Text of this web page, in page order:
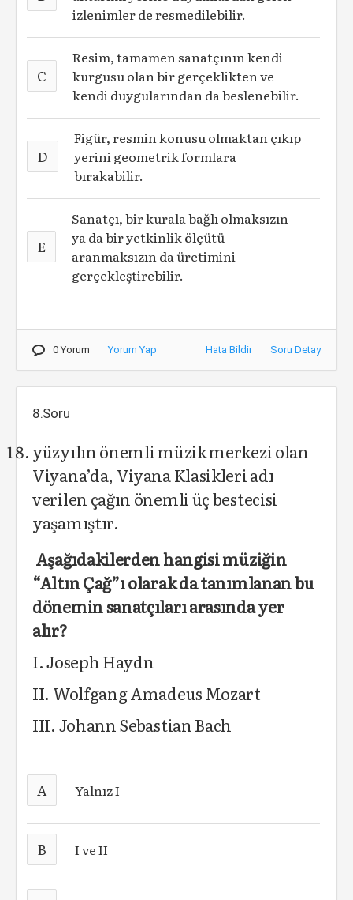
izlenimler de resmedilebilir.
C
Resim, tamamen sanatçının kendi
kurgusu olan bir gerçeklikten ve
kendi duygularından da beslenebilir.
D
Figür, resmin konusu olmaktan çıkıp
yerini geometrik formlara
bırakabilir.
E
Sanatçı, bir kurala bağlı olmaksızın
ya da bir yetkinlik ölçütü
aranmaksızın da üretimini
gerçekleştirebilir.
0 Yorum Yorum Yap Hata Bildir Soru Detay
8.Soru
yüzyılın önemli müzik merkezi olan
Viyana’da, Viyana Klasikleri adı
verilen çağın önemli üç bestecisi
yaşamıştır.
Aşağıdakilerden hangisi müziğin
“Altın Çağ”ı ola­rak da tanımlanan bu
dönemin sanatçıları arasında yer
alır?
I. Joseph Haydn
II. Wolfgang Amadeus Mozart
III. Johann Sebastian Bach
A Yalnız I
B I ve II